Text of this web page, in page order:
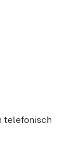
telefonisch